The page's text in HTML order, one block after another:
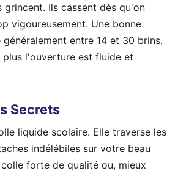
grincent. Ils cassent dès qu'on
vigoureusement. Une bonne
entre 14 et 30 brins.
plus l'ouverture est fluide et
Secrets
liquide scolaire. Elle traverse les
indélébiles sur votre beau
forte de qualité ou, mieux